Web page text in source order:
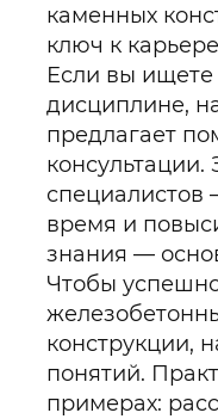
каменных
ключ к
Если вы ищете
дисциплине,
предлагает
специалистов
время и
знания —
Чтобы
конструкции,
понятий.
примерах: